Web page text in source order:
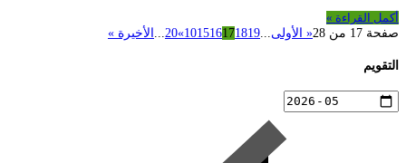
أكمل القراءة »
صفحة 17 من 28
« الأولى...
101516171819
»
20
... الأخيرة »
التقويم